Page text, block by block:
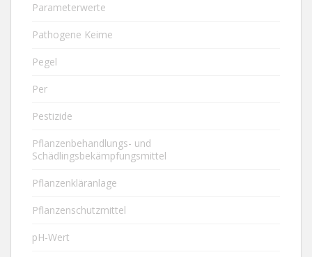
Parameterwerte
Pathogene Keime
Pegel
Per
Pestizide
Pflanzenbehandlungs- und
Schädlingsbekämpfungsmittel
Pflanzenkläranlage
Pflanzenschutzmittel
pH-Wert